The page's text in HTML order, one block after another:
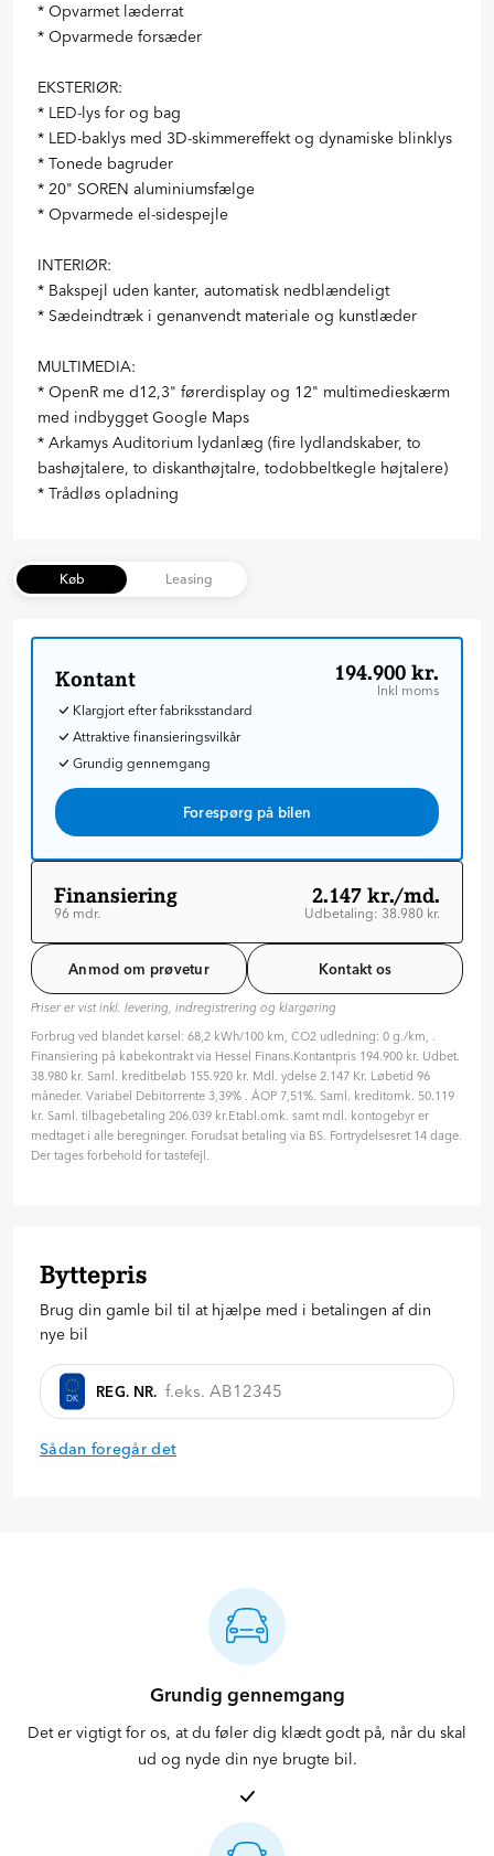
* Opvarmet læderrat
* Opvarmede forsæder
EKSTERIØR:
* LED-lys for og bag
* LED-baklys med 3D-skimmereffekt og dynamiske blinklys
* Tonede bagruder
* 20" SOREN aluminiumsfælge
* Opvarmede el-sidespejle
INTERIØR:
* Bakspejl uden kanter, automatisk nedblændeligt
* Sædeindtræk i genanvendt materiale og kunstlæder
MULTIMEDIA:
* OpenR me d12,3" førerdisplay og 12" multimedieskærm
med indbygget Google Maps
* Arkamys Auditorium lydanlæg (fire lydlandskaber, to
bashøjtalere, to diskanthøjtalre, todobbeltkegle højtalere)
Køb Leasing
Kontant 194.900 kr.
Inkl moms
Klargjort efter fabriksstandard
Attraktive finansieringsvilkår
Grundig gennemgang
Forespørg på bilen
Finansiering
96 mdr.
2.147 kr./md.
Udbetaling: 38.980 kr.
Tilpas din aftale
Hvilken type rente ønsker du?
Variabel
Fast
Hvor længe skal finansieringen løbe? (måneder)
96 mdr. ( 8 år )
20%
Anmod om prøvetur Kontakt os
Priser er vist inkl. levering, indregistrering og klargøring
Forbrug ved blandet kørsel: 68,2 kWh/100 km, CO2 udledning: 0 g./km, .
Finansiering på købekontrakt via Hessel Finans.Kontantpris 194.900 kr. Udbet.
38.980 kr. Saml. kreditbeløb 155.920 kr. Mdl. ydelse 2.147 Kr. Løbetid 96
måneder. Variabel Debitorrente 3,39% . ÅOP 7,51%. Saml. kreditomk. 50.119
kr. Saml. tilbagebetaling 206.039 kr.Etabl.omk. samt mdl. kontogebyr er
medtaget i alle beregninger. Forudsat betaling via BS. Fortrydelsesret 14 dage.
Der tages forbehold for tastefejl.
Byttepris
Brug din gamle bil til at hjælpe med i betalingen af din
nye bil
DK REG. NR.
Sådan foregår det
Grundig gennemgang
Det er vigtigt for os, at du føler dig klædt godt på, når du skal
ud og nyde din nye brugte bil.